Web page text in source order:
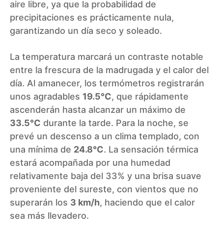
aire libre, ya que la probabilidad de
precipitaciones es prácticamente nula,
garantizando un día seco y soleado.
La temperatura marcará un contraste notable
entre la frescura de la madrugada y el calor del
día. Al amanecer, los termómetros registrarán
unos agradables 19.5°C, que rápidamente
ascenderán hasta alcanzar un máximo de
33.5°C durante la tarde. Para la noche, se
prevé un descenso a un clima templado, con
una mínima de 24.8°C. La sensación térmica
estará acompañada por una humedad
relativamente baja del 33% y una brisa suave
proveniente del sureste, con vientos que no
superarán los 3 km/h, haciendo que el calor
sea más llevadero.